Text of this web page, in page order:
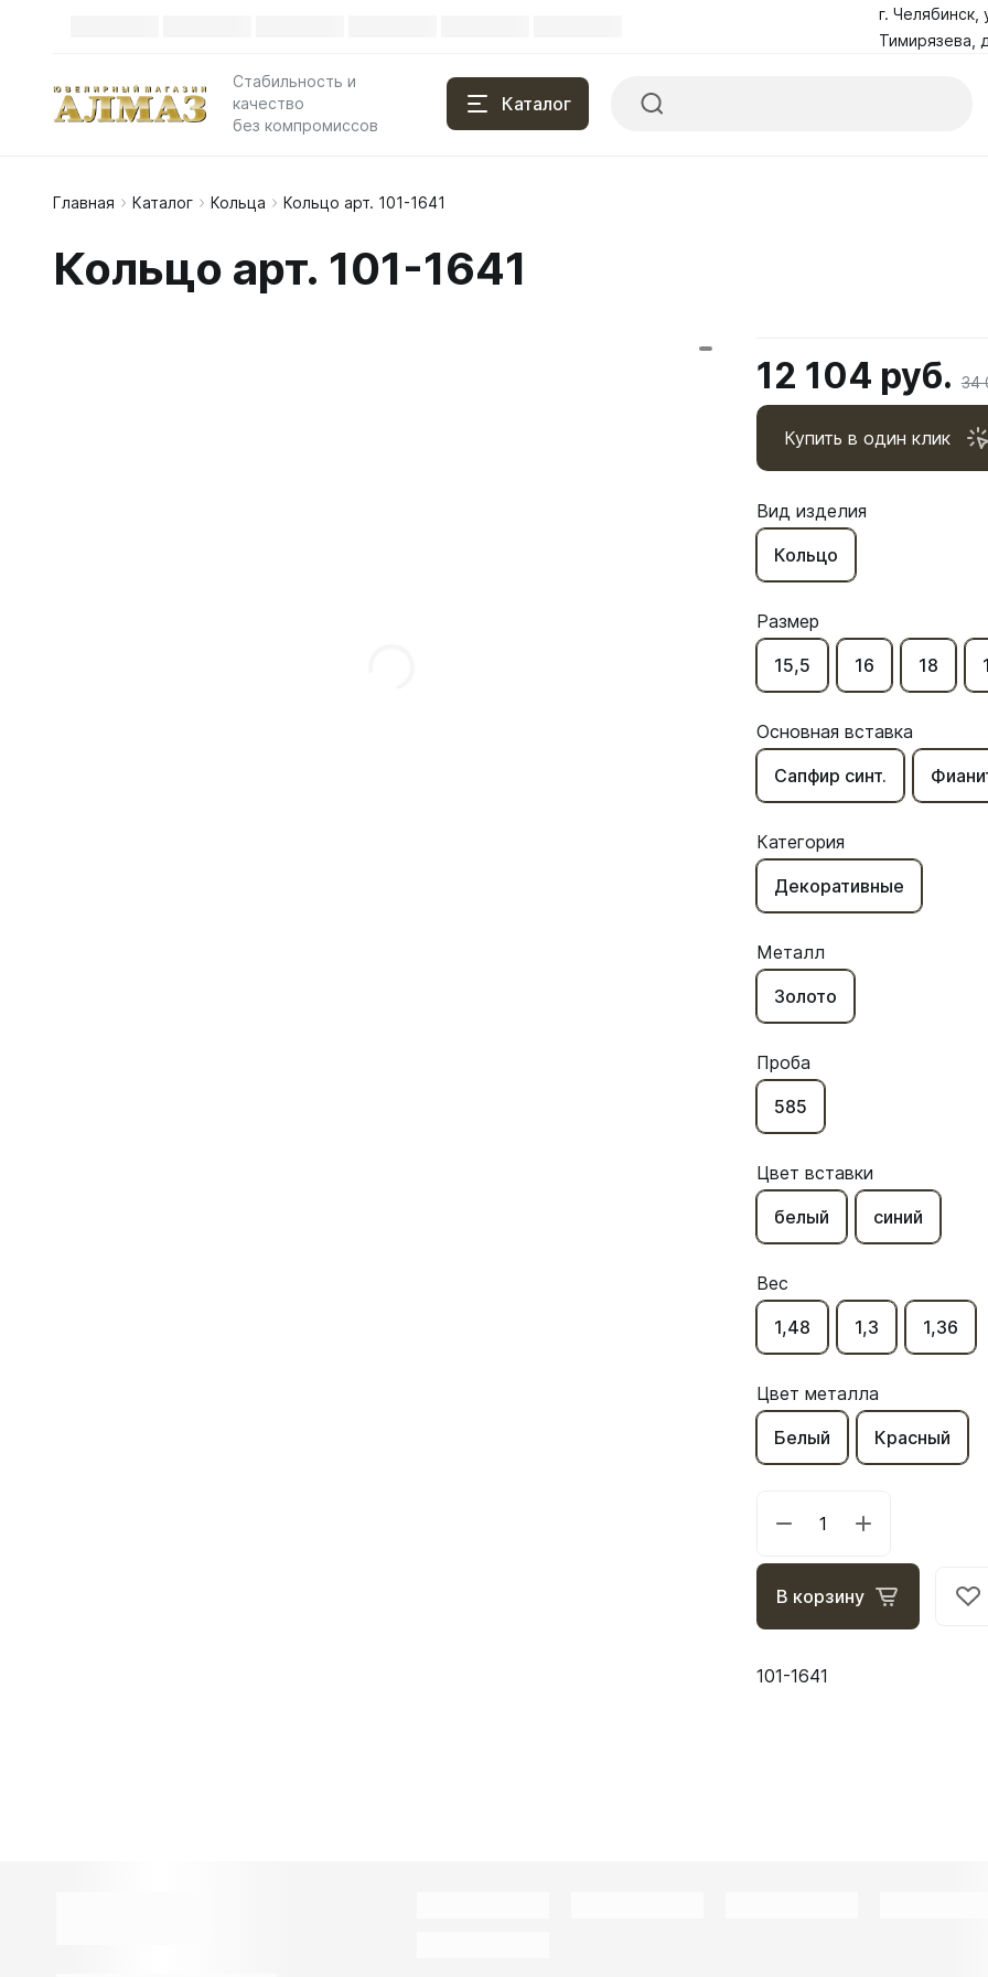
г. Челябинск,
Тимирязева,
Стабильность и
качество
без компромиссов
Каталог
Главная Каталог Кольца Кольцо арт. 101-1641
Кольцо арт. 101-1641
12 104 руб. 34
Купить в один клик
Вид изделия
Кольцо
Размер
15,5
16 18
Основная вставка
Сапфир синт.
Категория
Декоративные
Металл
Золото
Проба
585
Цвет вставки
белый
синий
Вес
1,48
1,3 1,36
Цвет металла
Белый
Красный
В корзину
101-1641